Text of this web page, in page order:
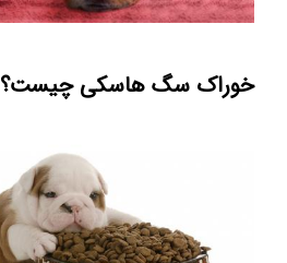
خوراک سگ هاسکی چیست؟